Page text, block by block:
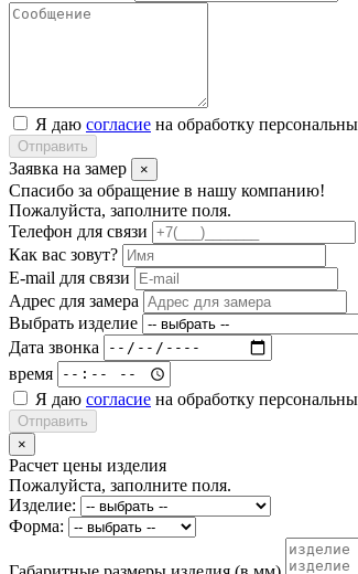
Я даю согласие на обработку
Отправить
Заявка на замер ×
Спасибо за обращение в нашу компанию!
Пожалуйста, заполните поля.
Телефон для связи
Как вас зовут?
E-mail для связи
Адрес для замера
Выбрать изделие
Дата звонка
время
Я даю согласие на обработку
Отправить
×
Расчет цены изделия
Пожалуйста, заполните поля.
Изделие:
Форма: